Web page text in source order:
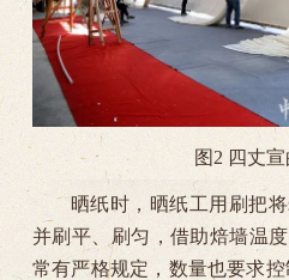
图2 四丈
晒纸时，晒纸工用刷把
并刷平、刷匀，借助焙墙温
常有严格规定，数量也要求